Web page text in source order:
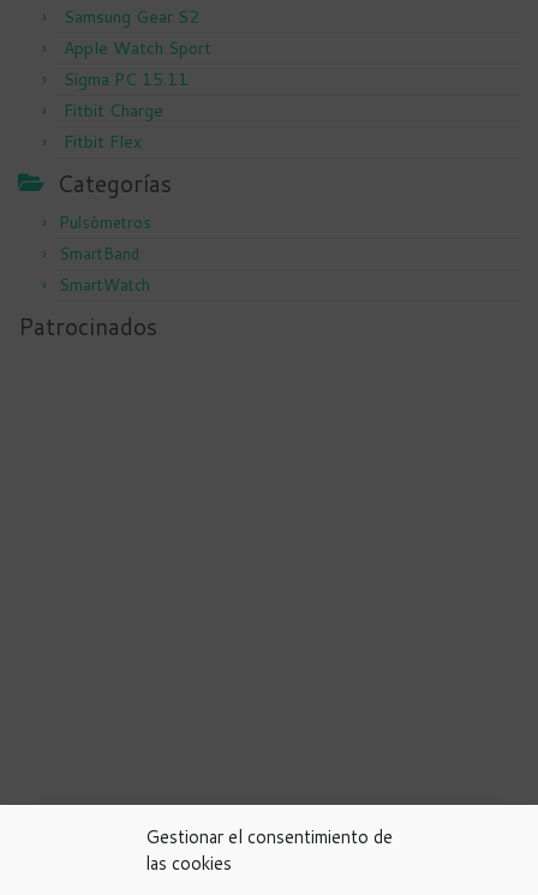
Gestionar el consentimiento de
las cookies
Samsung Gear S2
Apple Watch Sport
Sigma PC 15.11
Fitbit Charge
Fitbit Flex
Categorías
Pulsómetros
SmartBand
SmartWatch
Patrocinados